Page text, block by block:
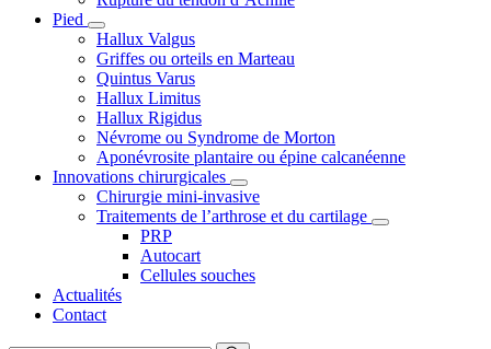
Pied
Hallux Valgus
Griffes ou orteils en Marteau
Quintus Varus
Hallux Limitus
Hallux Rigidus
Névrome ou Syndrome de Morton
Aponévrosite plantaire ou épine calcanéenne
Innovations chirurgicales
Chirurgie mini-invasive
Traitements de l’arthrose et du cartilage
PRP
Autocart
Cellules souches
Actualités
Contact